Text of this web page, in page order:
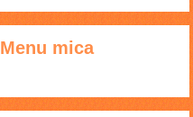
Menu mica